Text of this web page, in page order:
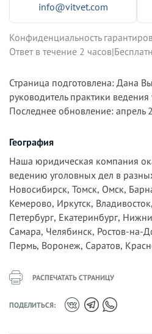
info@vitvet.com
Конфиденциальность
Ответ в течение 2 часов|
Страница подготовлена: Дана
руководитель практики
Последнее обновление: апрель
География
Наша юридическая компания
ведению уголовных дел в
Новосибирск, Томск, Омск,
Кемерово, Иркутск,
Петербург, Екатеринбург,
Самара, Челябинск, Ростов-на-
Пермь, Воронеж, Саратов,
РАСПЕЧАТАТЬ СТРАНИЦУ
ПОДЕЛИТЬСЯ: